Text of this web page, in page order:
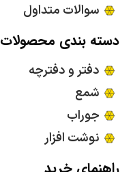
سوالات متداول
دسته بندی محصولات
دفتر و دفترچه
شمع
جوراب
نوشت افزار